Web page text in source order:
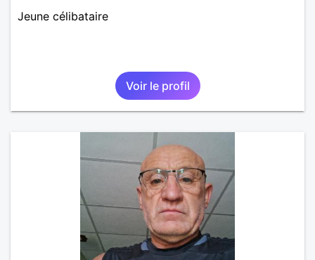
Jeune célibataire
Voir le profil